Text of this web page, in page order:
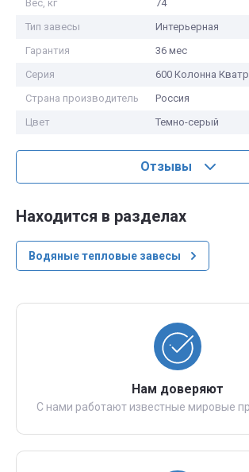
Вес, кг
74
Тип завесы
Интерьерная
Гарантия
36 мес
Серия
600 Колонна
Страна производитель
Россия
Цвет
Темно-серый
Отзывы
Находится в разделах
Водяные тепловые завесы
Нам доверяют
С нами работают известные мировые